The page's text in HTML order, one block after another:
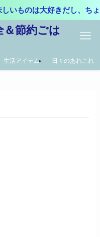
いものは大好きだし、ち
＆節約ごは
生活アイテム 日々のあれこれ